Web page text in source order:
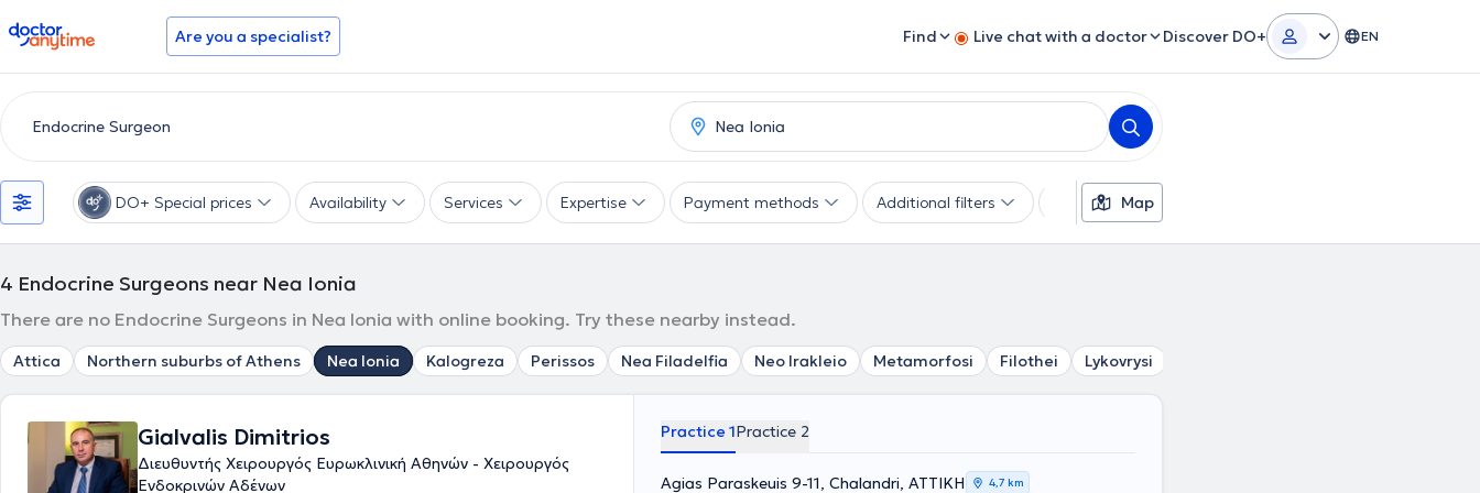
doctoranytime Are you a specialist? Find Live chat with a doctor Discover DO+ EN
DO+ Special prices Availability Services Expertise Payment methods Additional filters LanguagesMap
4 Endocrine Surgeons near Nea Ionia
There are no Endocrine Surgeons in Nea Ionia with online booking. Try these nearby instead.
Attica Northern suburbs of Athens Nea Ionia Kalogreza Perissos Nea Filadelfia Neo Irakleio Metamorfosi Filothei Lykovrysi
Gialvalis Dimitrios
Διευθυντής Χειρουργός Ευρωκλινική Αθηνών - Χειρουργός
Ενδοκρινών Αδένων
Practice 1Practice 2
Agias Paraskeuis 9-11, Chalandri, ΑΤΤΙΚΗ 4,7 km